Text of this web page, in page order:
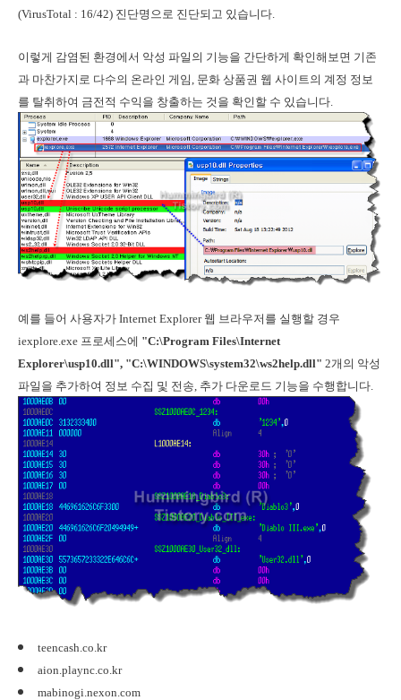
(VirusTotal : 16/42) 진단명으로 진단되고 있습니다.
이렇게 감염된 환경에서 악성 파일의 기능을 간단하게 확인해보면 기존
과 마찬가지로 다수의 온라인 게임, 문화 상품권 웹 사이트의 계정 정보
를 탈취하여 금전적 수익을 창출하는 것을 확인할 수 있습니다.
예를 들어 사용자가 Internet Explorer 웹 브라우저를 실행할 경우
iexplore.exe 프로세스에 "C:\Program Files\Internet
Explorer\usp10.dll", "C:\WINDOWS\system32\ws2help.dll" 2개의 악성
파일을 추가하여 정보 수집 및 전송, 추가 다운로드 기능을 수행합니다.
teencash.co.kr
aion.plaync.co.kr
mabinogi.nexon.com